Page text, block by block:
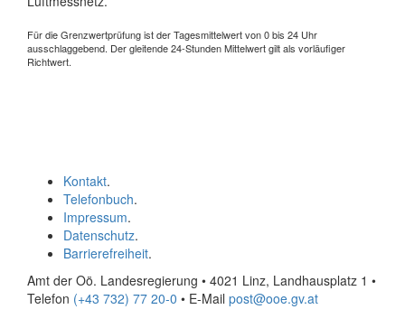
Für die Grenzwertprüfung ist der Tagesmittelwert von 0 bis 24 Uhr
ausschlaggebend. Der gleitende 24-Stunden Mittelwert gilt als vorläufiger
Richtwert.
Kontakt.
Telefonbuch.
Impressum.
Datenschutz.
Barrierefreiheit.
Amt der Oö. Landesregierung • 4021 Linz, Landhausplatz 1 •
Telefon (+43 732) 77 20-0 • E-Mail post@ooe.gv.at